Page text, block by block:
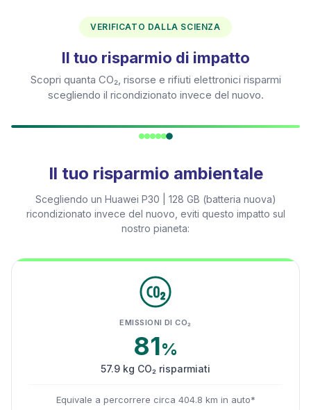
VERIFICATO DALLA SCIENZA
Il tuo risparmio di impatto
Scopri quanta CO₂, risorse e rifiuti elettronici risparmi
scegliendo il ricondizionato invece del nuovo.
Il tuo risparmio ambientale
Scegliendo un Huawei P30 | 128 GB (batteria nuova)
ricondizionato invece del nuovo, eviti questo impatto sul
nostro pianeta:
EMISSIONI DI CO₂
81%
57.9 kg CO₂ risparmiati
Equivale a percorrere circa 404.8 km in auto*